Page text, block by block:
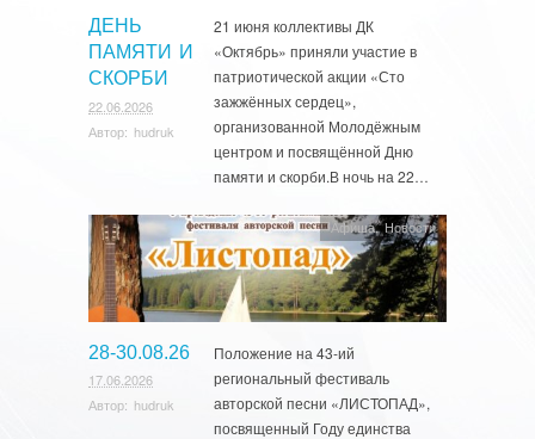
ДЕНЬ
ПАМЯТИ И
СКОРБИ
22.06.2026
Автор: hudruk
21 июня коллективы ДК
«Октябрь» приняли участие в
патриотической акции «Сто
зажжённых сердец»,
организованной Молодёжным
центром и посвящённой Дню
памяти и скорби.В ночь на 22…
28-30.08.26
17.06.2026
Автор: hudruk
Афиша,Новости
Положение на 43-ий
региональный фестиваль
авторской песни «ЛИСТОПАД»,
посвященный Году единства